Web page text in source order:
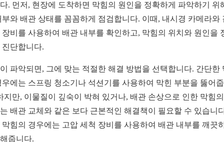
. 먼저, 현장에 도착하면 막힘의 원인을 정확하게 파악하기 위
부와 배관 상태를 꼼꼼하게 점검합니다. 이때, 내시경 카메라와
장비를 사용하여 배관 내부를 확인하고, 막힘의 위치와 원인을
진단합니다.
파악되면, 그에 맞는 적절한 해결 방법을 선택합니다. 간단한
우에는 스프링 청소기나 석션기를 사용하여 막힌 부분을 뚫어
지만, 이물질이 깊숙이 박혀 있거나, 배관 손상으로 인한 막힘
배관 교체와 같은 보다 근본적인 해결책이 필요할 수 있습니
막힘의 경우에는 고압 세척 장비를 사용하여 배관 내부를 깨끗
줍니다.